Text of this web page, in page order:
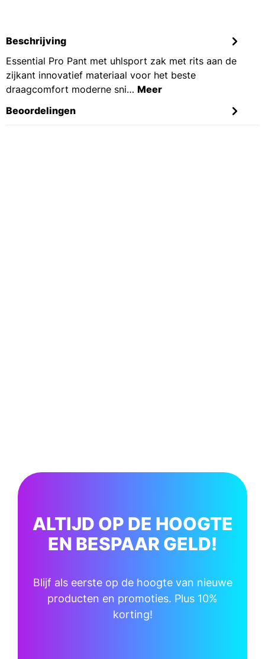
Beschrijving
Essential Pro Pant met uhlsport zak met rits aan de
zijkant innovatief materiaal voor het beste
draagcomfort moderne sni… Meer
Beoordelingen
ALTIJD OP DE HOOGTE
EN BESPAAR GELD!
Blijf als eerste op de hoogte van nieuwe
producten en promoties. Plus 10%
korting!